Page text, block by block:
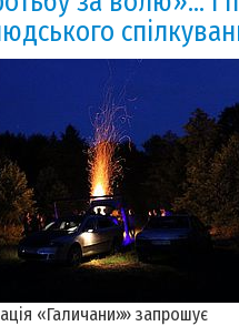
«Галичани»» запрошує